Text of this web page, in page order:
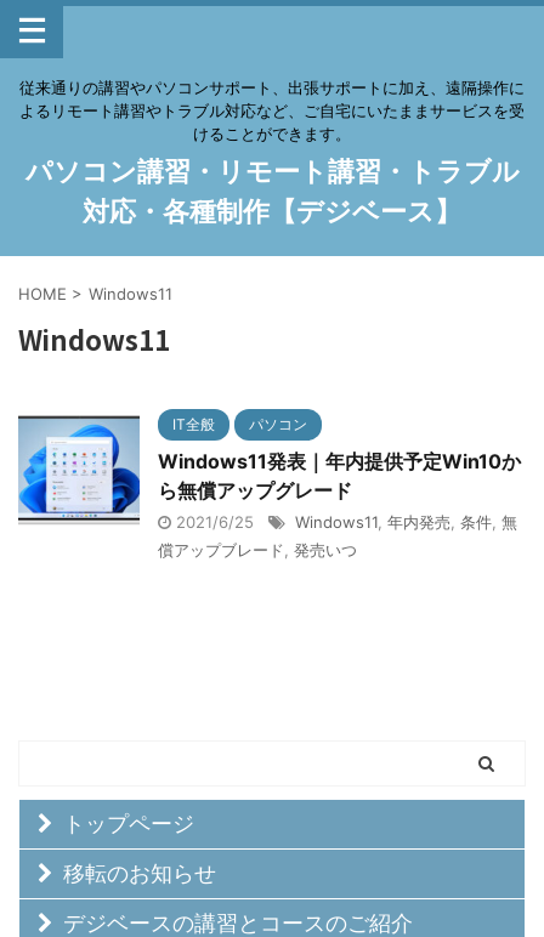
従来通りの講習やパソコンサポート、出張サポートに加え、遠隔操作に
よるリモート講習やトラブル対応など、ご自宅にいたままサービスを受
けることができます。
パソコン講習・リモート講習・トラブル
対応・各種制作【デジベース】
HOME > Windows11
Windows11
IT全般 パソコン
Windows11発表｜年内提供予定Win10か
ら無償アップグレード
2021/6/25 Windows11 年内発売 条件 無
償アップブレード 発売いつ
トップページ
移転のお知らせ
デジベースの講習とコースのご紹介